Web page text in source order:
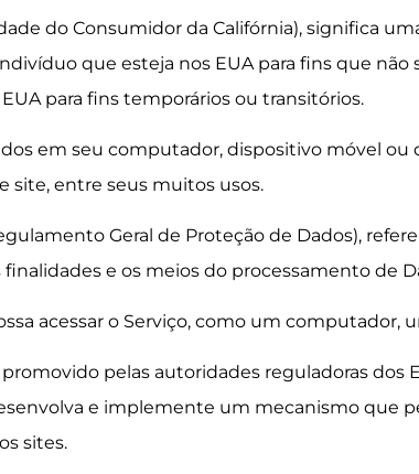
do Consumidor da Califórnia), significa
que esteja nos EUA para fins que
para fins temporários ou transitórios.
em seu computador, dispositivo móvel
site, entre seus muitos usos.
Geral de Proteção de Dados),
e os meios do processamento de
acessar o Serviço, como um computador,
pelas autoridades reguladoras dos
e implemente um mecanismo que
sites.